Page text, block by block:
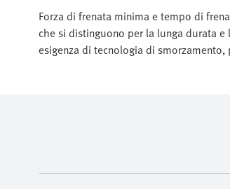
Forza di frenata minima e tempo di
che si distinguono per la lunga durata
esigenza di tecnologia di